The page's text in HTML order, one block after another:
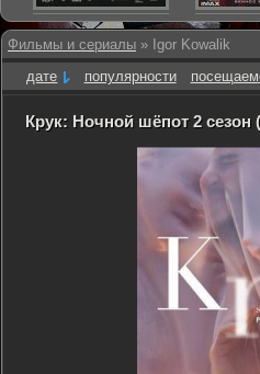
Фильмы и сериалы » Igor Kowalik
дате
популярности
Крук: Ночной шёпот 2 сезон